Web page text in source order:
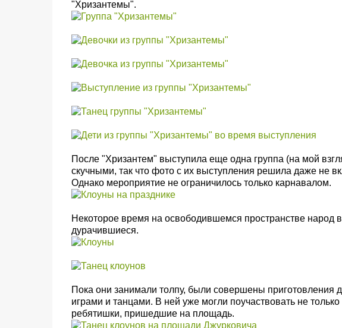
"Хризантемы".
После "Хризантем" выступила еще одна группа (на мой
скучными, так что фото с их выступления решила даже не
Однако мероприятие не ограничилось только карнавалом.
Некоторое время на освободившемся пространстве народ
дурачившиеся.
Пока они занимали толпу, были совершены приготовления
играми и танцами. В ней уже могли поучаствовать не
ребятишки, пришедшие на площадь.